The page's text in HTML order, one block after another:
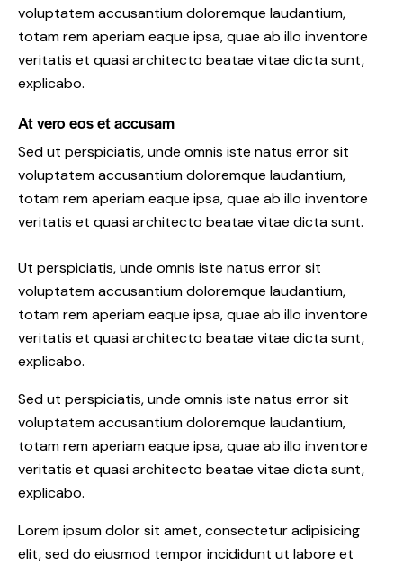
voluptatem accusantium doloremque laudantium,
totam rem aperiam eaque ipsa, quae ab illo inventore
veritatis et quasi architecto beatae vitae dicta sunt,
explicabo.
At vero eos et accusam
Sed ut perspiciatis, unde omnis iste natus error sit
voluptatem accusantium doloremque laudantium,
totam rem aperiam eaque ipsa, quae ab illo inventore
veritatis et quasi architecto beatae vitae dicta sunt.
Ut perspiciatis, unde omnis iste natus error sit
voluptatem accusantium doloremque laudantium,
totam rem aperiam eaque ipsa, quae ab illo inventore
veritatis et quasi architecto beatae vitae dicta sunt,
explicabo.
Sed ut perspiciatis, unde omnis iste natus error sit
voluptatem accusantium doloremque laudantium,
totam rem aperiam eaque ipsa, quae ab illo inventore
veritatis et quasi architecto beatae vitae dicta sunt,
explicabo.
Lorem ipsum dolor sit amet, consectetur adipisicing
elit, sed do eiusmod tempor incididunt ut labore et